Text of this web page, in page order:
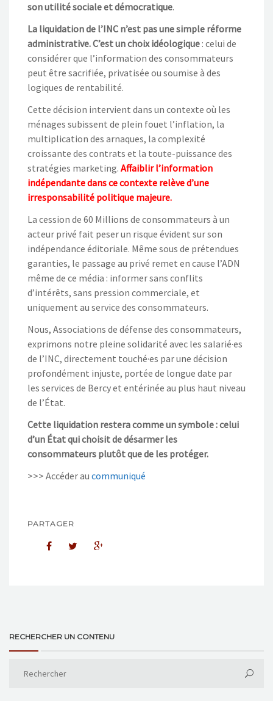
son utilité sociale et démocratique.
La liquidation de l’INC n’est pas une simple réforme
administrative. C’est un choix idéologique : celui de
considérer que l’information des consommateurs
peut être sacrifiée, privatisée ou soumise à des
logiques de rentabilité.
Cette décision intervient dans un contexte où les
ménages subissent de plein fouet l’inflation, la
multiplication des arnaques, la complexité
croissante des contrats et la toute-puissance des
stratégies marketing. Affaiblir l’information
indépendante dans ce contexte relève d’une
irresponsabilité politique majeure.
La cession de 60 Millions de consommateurs à un
acteur privé fait peser un risque évident sur son
indépendance éditoriale. Même sous de prétendues
garanties, le passage au privé remet en cause l’ADN
même de ce média : informer sans conflits
d’intérêts, sans pression commerciale, et
uniquement au service des consommateurs.
Nous, Associations de défense des consommateurs,
exprimons notre pleine solidarité avec les salarié·es
de l’INC, directement touché·es par une décision
profondément injuste, portée de longue date par
les services de Bercy et entérinée au plus haut niveau
de l’État.
Cette liquidation restera comme un symbole : celui
d’un État qui choisit de désarmer les
consommateurs plutôt que de les protéger.
>>> Accéder au communiqué
PARTAGER
RECHERCHER UN CONTENU